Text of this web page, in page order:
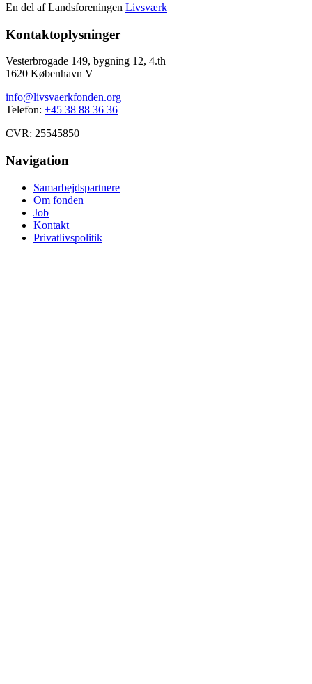
En del af Landsforeningen Livsværk
Kontaktoplysninger
Vesterbrogade 149, bygning 12, 4.th
1620 København V
info@livsvaerkfonden.org
Telefon: +45 38 88 36 36
CVR: 25545850
Navigation
Samarbejdspartnere
Om fonden
Job
Kontakt
Privatlivspolitik